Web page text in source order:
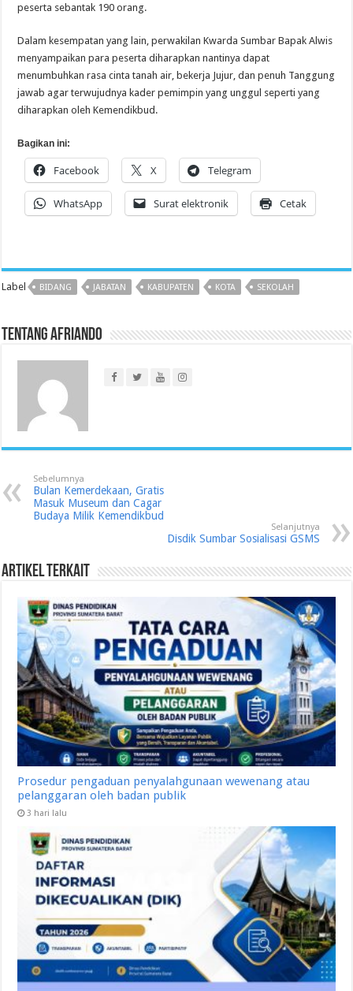
peserta sebantak 190 orang.
Dalam kesempatan yang lain, perwakilan Kwarda Sumbar Bapak Alwis
menyampaikan para peserta diharapkan nantinya dapat
menumbuhkan rasa cinta tanah air, bekerja Jujur, dan penuh Tanggung
jawab agar terwujudnya kader pemimpin yang unggul seperti yang
diharapkan oleh Kemendikbud.
Bagikan ini:
Facebook X Telegram
WhatsApp Surat elektronik Cetak
Label BIDANG JABATAN KABUPATEN KOTA SEKOLAH
Tentang Afriando
Sebelumnya
Bulan Kemerdekaan, Gratis
Masuk Museum dan Cagar
Budaya Milik Kemendikbud
Selanjutnya
Disdik Sumbar Sosialisasi GSMS
Artikel Terkait
Prosedur pengaduan penyalahgunaan wewenang atau
pelanggaran oleh badan publik
3 hari lalu